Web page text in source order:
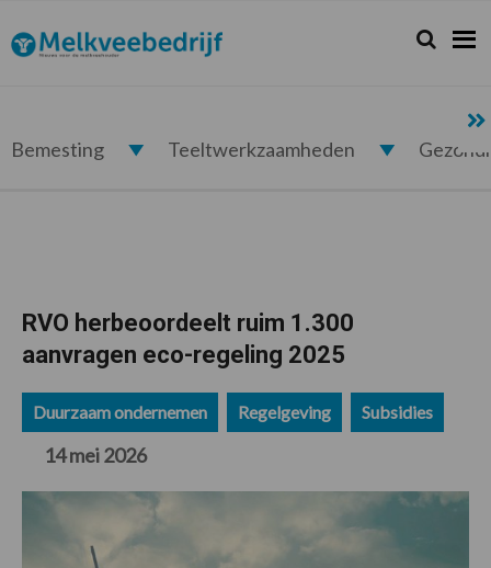
de
hoofdnavigatie
de
hoofd
de
eerste
de
voettekst
Melkveebedrijf.nl Zoeken...
Zoek
Bemesting Teeltwerkzaamheden
RVO herbeoordeelt ruim 1.300
aanvragen eco-regeling 2025
Duurzaam ondernemen Regelgeving Subsidies
14 mei 2026